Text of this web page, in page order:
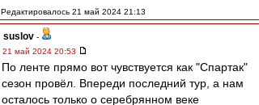
Редактировалось 21 май 2024 21:13
suslov -
21 май 2024 20:53
По ленте прямо вот чувствуется как "Спартак"
сезон провёл. Впереди последний тур, а нам
осталось только о серебрянном веке